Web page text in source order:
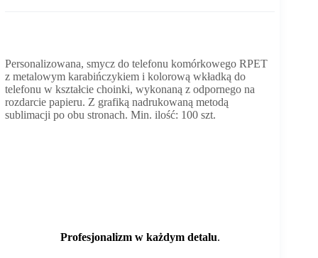
Personalizowana, smycz do telefonu komórkowego RPET
z metalowym karabińczykiem i kolorową wkładką do
telefonu w kształcie choinki, wykonaną z odpornego na
rozdarcie papieru. Z grafiką nadrukowaną metodą
sublimacji po obu stronach. Min. ilość: 100 szt.
Profesjonalizm w każdym detalu.